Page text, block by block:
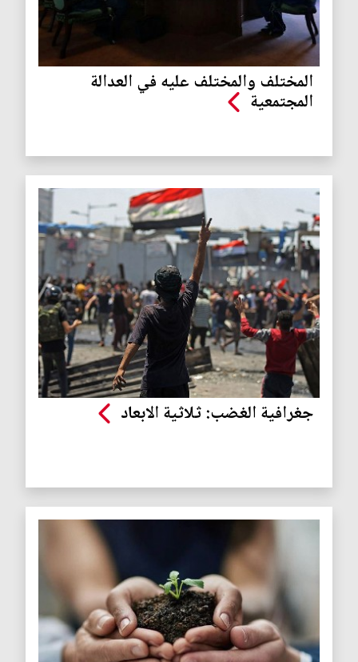
المختلف والمختلف عليه في العدالة
المجتمعية
جغرافية الغضب: ثلاثية الابعاد